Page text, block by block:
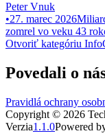
Peter Vnuk
•27. marec 2026
zomrel vo veku 43
Otvoriť kategóriu
Povedali o
Pravidlá ochrany
Copyright © 2026
Verzia1.1.0Powered